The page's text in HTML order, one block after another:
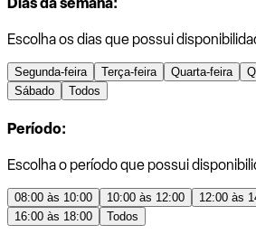
Escolha os dias que possui
Segunda-feira Terça-feira Quarta-feira
Sábado
Todos
Período:
Escolha o período que possui
08:00 às 10:00 10:00 às 12:00 12:00 às
16:00 às 18:00
Todos